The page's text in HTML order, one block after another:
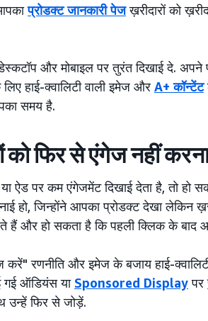
प्रोडक्ट जानकारी पेजख़रीदारों को
और मोबाइल पर तुरंत दिखाई दे. अपने
हाई-क्वालिटी वाली इमेज और A+ कॉन्टेंट
समय है.
को फिर से एंगेज नहीं
पर कम एंगेजमेंट दिखाई देता है, तो हो
हो, जिन्होंने आपका प्रोडक्ट देखा लेकिन
और हो सकता है कि पहली क्लिक के बाद
रणनीति और इमेज के बजाय हाई-क्वालिटी
गई ऑडियंस या Sponsored Displayपर
उन्हें फिर से जोड़ें.